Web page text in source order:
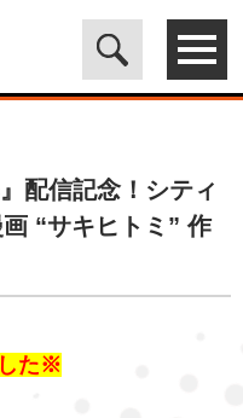
式サイト - 株式会社ICE>ト
配信記念！シティポップが
が最大70％オフ♪
配信記念！シティ
“サキヒトミ” 作
た※